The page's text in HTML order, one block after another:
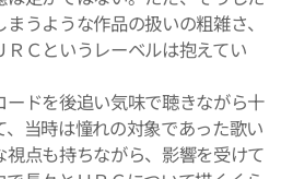
うような作品の扱いの粗雑さ、
Ｃというレーベルは抱えてい
ドを後追い気味で聴きながら十
当時は憧れの対象であった歌い
点も持ちながら、影響を受けて